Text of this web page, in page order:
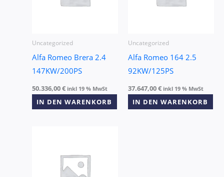
Uncategorized
Alfa Romeo Brera 2.4
147KW/200PS
50.336,00€ inkl 19 % MwSt
IN DEN WARENKORB
Uncategorized
Alfa Romeo 164 2.5
92KW/125PS
37.647,00€ inkl 19 % MwSt
IN DEN WARENKORB